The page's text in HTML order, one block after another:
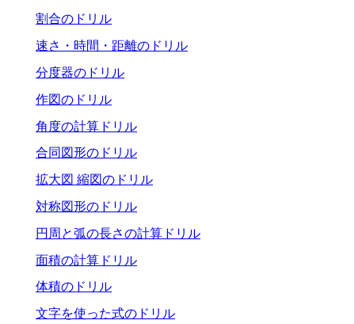
割合のドリル
速さ・時間・距離のドリル
分度器のドリル
作図のドリル
角度の計算ドリル
合同図形のドリル
拡大図 縮図のドリル
対称図形のドリル
円周と弧の長さの計算ドリル
面積の計算ドリル
体積のドリル
文字を使った式のドリル